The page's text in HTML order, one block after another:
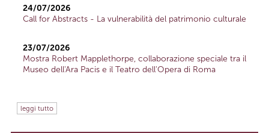
24/07/2026
Call for Abstracts - La vulnerabilità del patrimonio culturale
23/07/2026
Mostra Robert Mapplethorpe, collaborazione speciale tra il
Museo dell'Ara Pacis e il Teatro dell'Opera di Roma
leggi tutto